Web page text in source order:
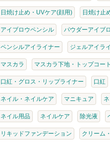
日焼け止め・UVケア(顔用) 日焼け止
アイブロウペンシル パウダーアイブ
ペンシルアイライナー ジェルアイラ
マスカラ マスカラ下地・トップコート
口紅・グロス・リップライナー 口紅
ネイル・ネイルケア マニキュア
ネイル用品 ネイルケア 除光液
リキッドファンデーション クリーム